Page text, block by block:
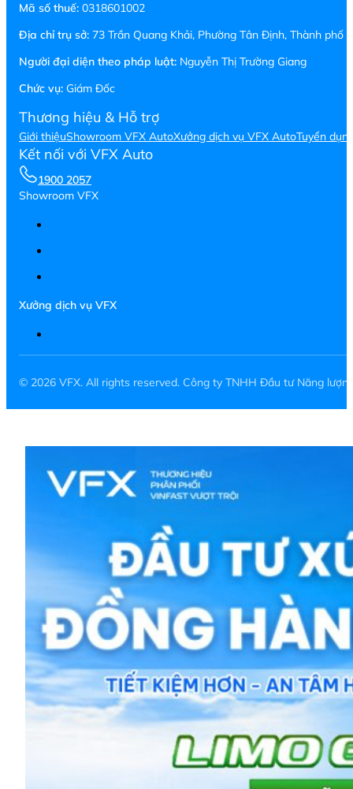
Mã số thuế: 0318601002
Địa chỉ trụ sở: 73 Trần Quang Khải, Phường Tân Định, Thành phố
Người đại diện theo pháp luật: Nguyễn Thị Trường Giang
Chức vụ: Giám Đốc
Thương hiệu & Hỗ trợ
Giới thiệuShowroom VFX AutoXưởng dịch vụ VFX AutoTuyển
Kết nối với VFX Auto
1900 2057
Showroom VFX
Xưởng dịch vụ VFX
© 2026 VFX. All rights reserved. Công ty TNHH Đầu tư Năng